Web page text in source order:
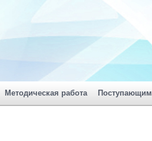
Методическая работа Поступающим